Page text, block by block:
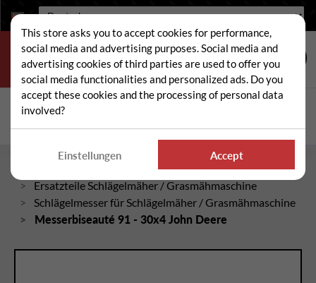
Sprache:
Suche
Ersatzteile Schlägelmäher / Grasmähmaschine
Schlägelmesser für Schlägelmäher / Grasmähmaschine
Messerbiseauté 91 - 30x4 John Deere
This store asks you to accept cookies for performance,
social media and advertising purposes. Social media and
advertising cookies of third parties are used to offer you
social media functionalities and personalized ads. Do you
accept these cookies and the processing of personal data
involved?
Einstellungen Accept